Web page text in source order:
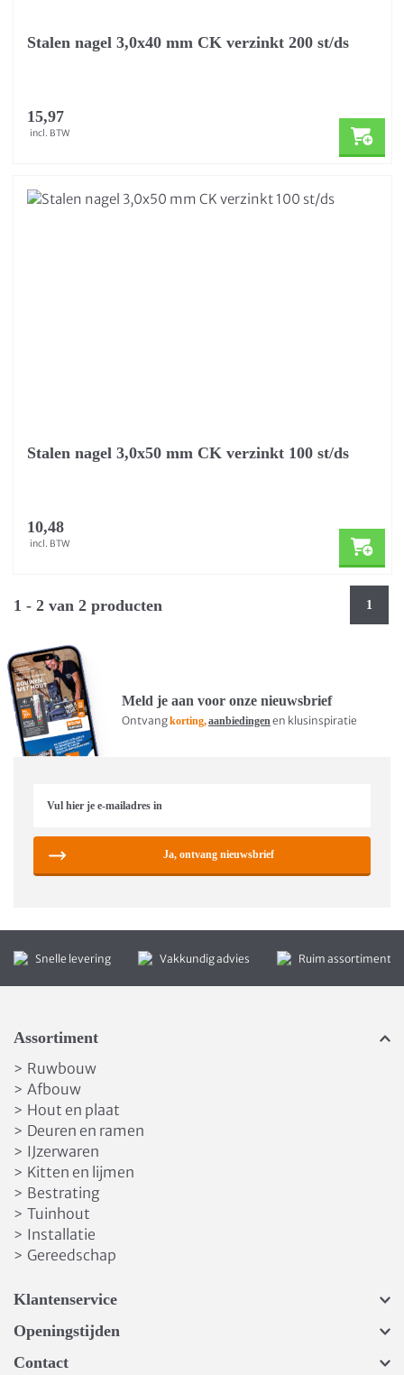
Stalen nagel 3,0x40 mm CK verzinkt 200 st/ds
15,97
incl. BTW
Stalen nagel 3,0x50 mm CK verzinkt 100 st/ds
10,48
incl. BTW
1 - 2 van 2 producten 1
Meld je aan voor onze nieuwsbrief
Ontvangkorting,aanbiedingenen klusinspiratie
Ja, ontvang nieuwsbrief
Snelle levering Vakkundig advies Ruim assortiment
Assortiment
> Ruwbouw
> Afbouw
> Hout en plaat
> Deuren en ramen
> IJzerwaren
> Kitten en lijmen
> Bestrating
> Tuinhout
> Installatie
> Gereedschap
Klantenservice
Openingstijden
Contact